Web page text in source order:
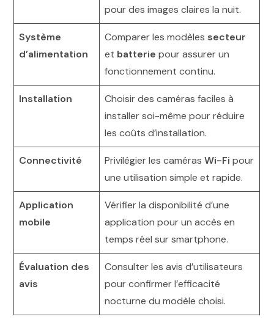
pour des images claires la nuit.
Système
d’alimentation
Comparer les modèles secteur
et batterie pour assurer un
fonctionnement continu.
Installation
Choisir des caméras faciles à
installer soi-même pour réduire
les coûts d’installation.
Connectivité Privilégier les camérasWi-Fi pour
une utilisation simple et rapide.
Application
mobile
Vérifier la disponibilité d’une
application pour un accès en
temps réel sur smartphone.
Évaluation des
avis
Consulter les avis d’utilisateurs
pour confirmer l’efficacité
nocturne du modèle choisi.